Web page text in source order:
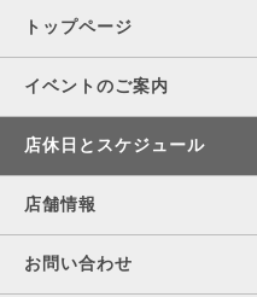
トップページ
イベントのご案内
店休日とスケジュール
店舗情報
お問い合わせ